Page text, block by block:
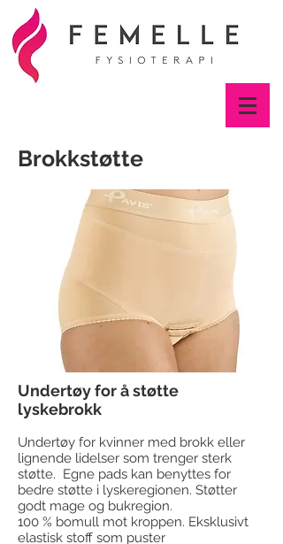
Brokkstøtte
Undertøy for å støtte
lyskebrokk
Undertøy for kvinner med brokk eller
lignende lidelser som trenger sterk
støtte. Egne pads kan benyttes for
bedre støtte i lyskeregionen. Støtter
godt mage og bukregion.
100 % bomull mot kroppen. Eksklusivt
elastisk stoff som puster